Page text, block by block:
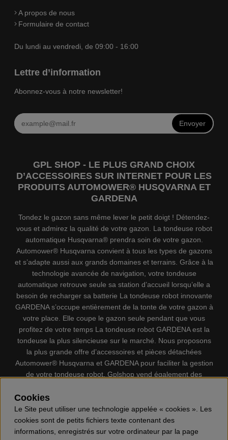
A propos de nous
Formulaire de contact
Du lundi au vendredi, de 09:00 - 16:00
Lettre d’information
Abonnez-vous à notre newsletter!
Envoyer
GPL SHOP - LE PLUS GRAND CHOIX
D’ACCESSOIRES SUR INTERNET POUR LES
PRODUITS AUTOMOWER® HUSQVARNA ET
GARDENA
Tondez le gazon sans même lever le petit doigt ! Détendez-
vous et admirez la qualité de votre gazon. La tondeuse robot
automatique Husqvarna® prendra soin de votre gazon.
Automower® Husqvarna convient à tous les types de gazons
et s’adapte aussi aux grands domaines et terrains. Grâce à la
technologie avancée de navigation, votre tondeuse
automatique retrouve seule sa station d’accueil lorsqu’elle a
besoin de recharger sa batterie La tondeuse robot innovante
GARDENA s’occupe entièrement de la tonte de votre gazon à
votre place. Elle coupe le gazon seule pendant que vous
profitez de votre temps La tondeuse robot GARDENA est la
tondeuse la plus silencieuse sur le marché. Nous proposons
la plus grande offre d’accessoires et pièces détachées
Automower® Husqvarna et GARDENA pour faciliter la gestion
de votre tondeuse robot. Gplshop vend également des
individuel, Coupe-bordures, Débroussailleuses, Taille haies,
Motoculteurs, Souffleur, Souffleuses à neige, Nettoyeurs
haute pression, Aspirateur, Découpeuses, Haches, Outils
forestiers, Lubrifiants, Carburants, Jouets ETC.
Cookies
Le Site peut utiliser une technologie appelée « cookies ». Les
cookies sont de petits fichiers texte contenant des
informations, enregistrés sur votre ordinateur par la page